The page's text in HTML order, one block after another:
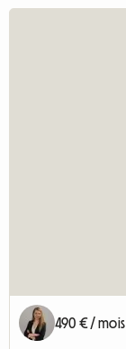
490 € / mois